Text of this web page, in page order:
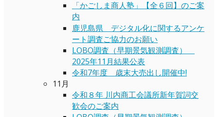
「かごしま商人塾」【全６回】のご案
内
鹿児島県 デジタル化に関するアンケ
ート調査ご協力のお願い
LOBO調査（早期景気観測調査）
2025年11月結果公表
令和7年度 歳末大売出し開催中!
11月
令和８年 川内商工会議所新年賀詞交
歓会のご案内